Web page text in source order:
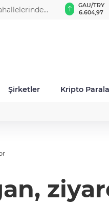
GAU/TRY
6.604,97
BIST 100
13.770,31
Şirketler Kripto